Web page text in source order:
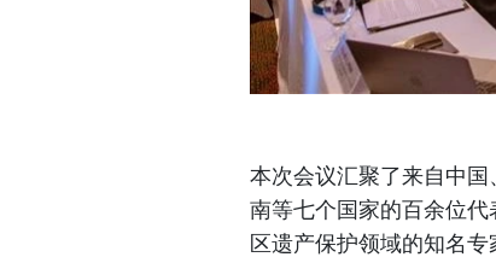
本次会议汇聚了来自中
南等七个国家的百余位
区遗产保护领域的知名